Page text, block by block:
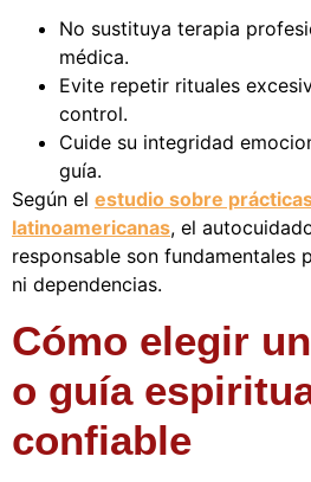
No sustituya terapia
médica.
Evite repetir rituales
control.
Cuide su integridad
guía.
Según el estudio sobre
latinoamericanas, el
responsable son fundamentales
ni dependencias.
Cómo elegir
o guía
confiable